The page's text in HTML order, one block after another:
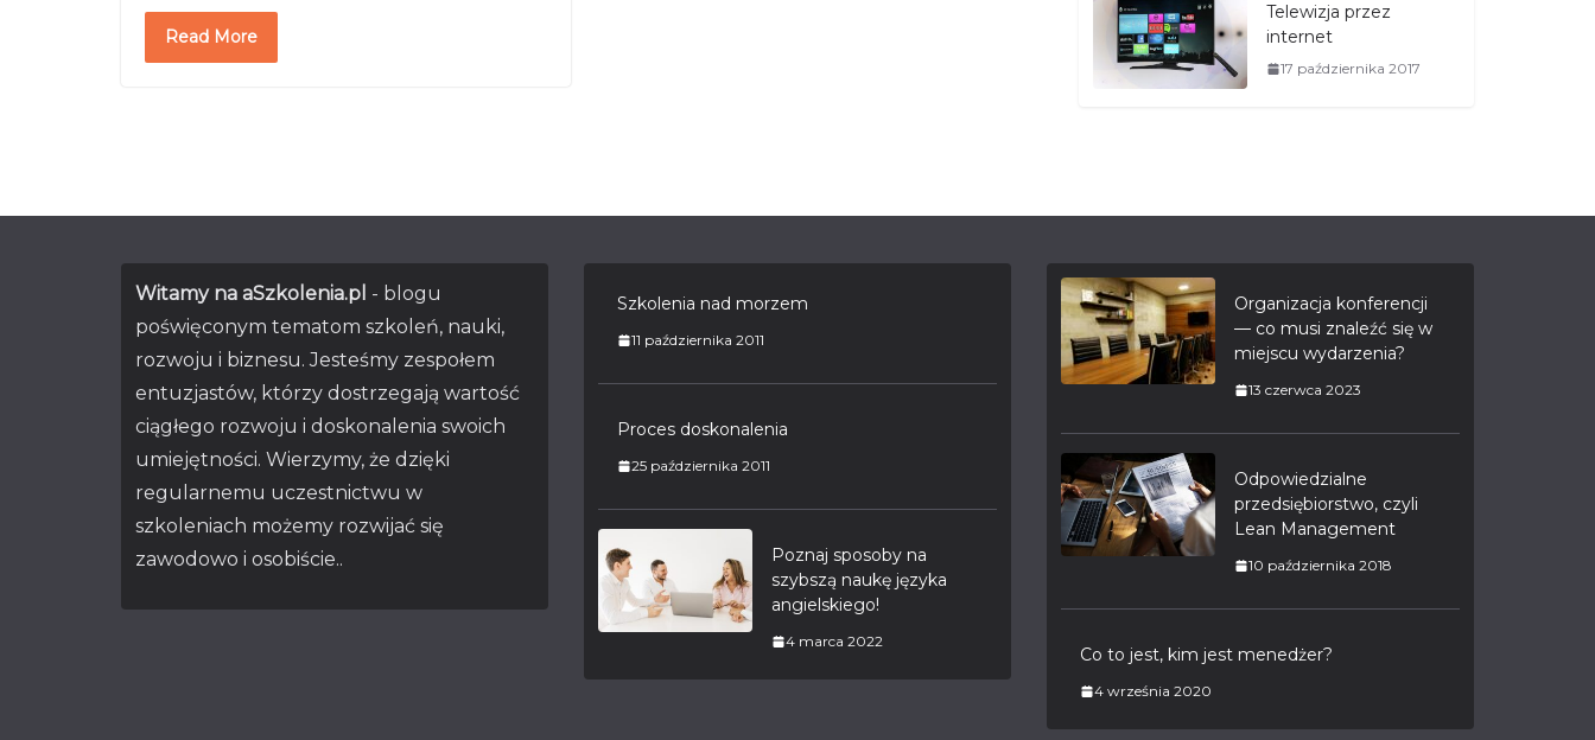
Read More
Telewizja przez
internet
17 października 2017
Witamy na aSzkolenia.pl - blogu
poświęconym tematom szkoleń, nauki,
rozwoju i biznesu. Jesteśmy zespołem
entuzjastów, którzy dostrzegają wartość
ciągłego rozwoju i doskonalenia swoich
umiejętności. Wierzymy, że dzięki
regularnemu uczestnictwu w
szkoleniach możemy rozwijać się
zawodowo i osobiście..
Szkolenia nad morzem
11 października 2011
Proces doskonalenia
25 października 2011
Poznaj sposoby na
szybszą naukę języka
angielskiego!
4 marca 2022
Organizacja konferencji
— co musi znaleźć się w
miejscu wydarzenia?
13 czerwca 2023
Odpowiedzialne
przedsiębiorstwo, czyli
Lean Management
10 października 2018
Co to jest, kim jest menedżer?
4 września 2020